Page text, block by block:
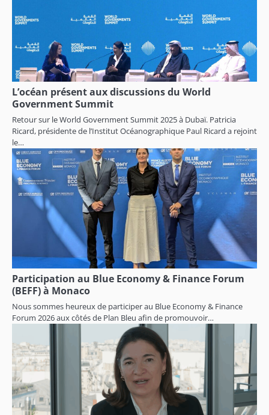
L’océan présent aux discussions du World
Government Summit
Retour sur le World Government Summit 2025 à Dubaï. Patricia
Ricard, présidente de l’Institut Océanographique Paul Ricard a rejoint
le…
Participation au Blue Economy & Finance Forum
(BEFF) à Monaco
Nous sommes heureux de participer au Blue Economy & Finance
Forum 2026 aux côtés de Plan Bleu afin de promouvoir…